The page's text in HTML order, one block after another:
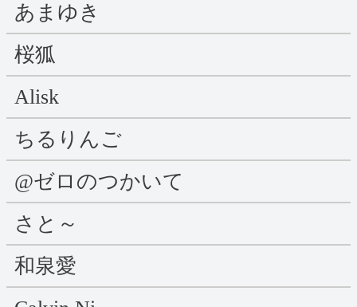
あまゆき
桜狐
Alisk
ちるりんご
@ゼロのつかいて
さと～
和泉愛